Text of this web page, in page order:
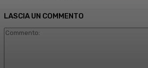
LASCIA UN COMMENTO